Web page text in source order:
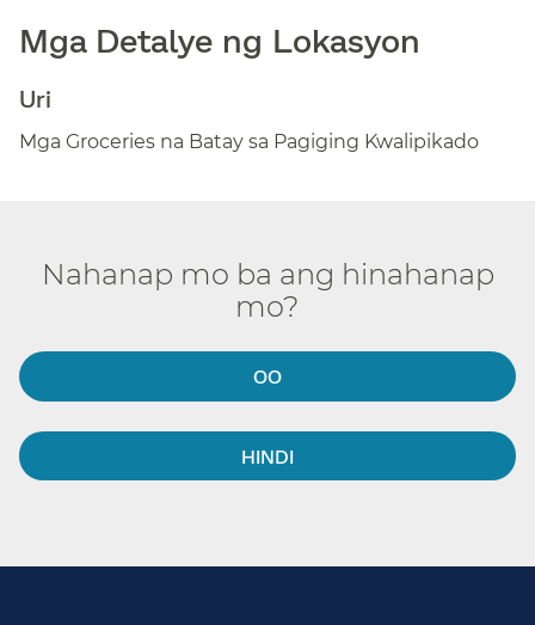
Mga Detalye ng Lokasyon​​
Uri​​
Mga Groceries na Batay sa Pagiging Kwalipikado​​
Nahanap mo ba ang hinahanap
mo?​​
OO​​
HINDI​​